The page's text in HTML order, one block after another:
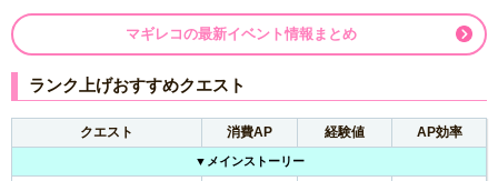
マギレコの最新イベント情報まとめ
ランク上げおすすめクエスト
クエスト 消費AP 経験値 AP効率
▼メインストーリー